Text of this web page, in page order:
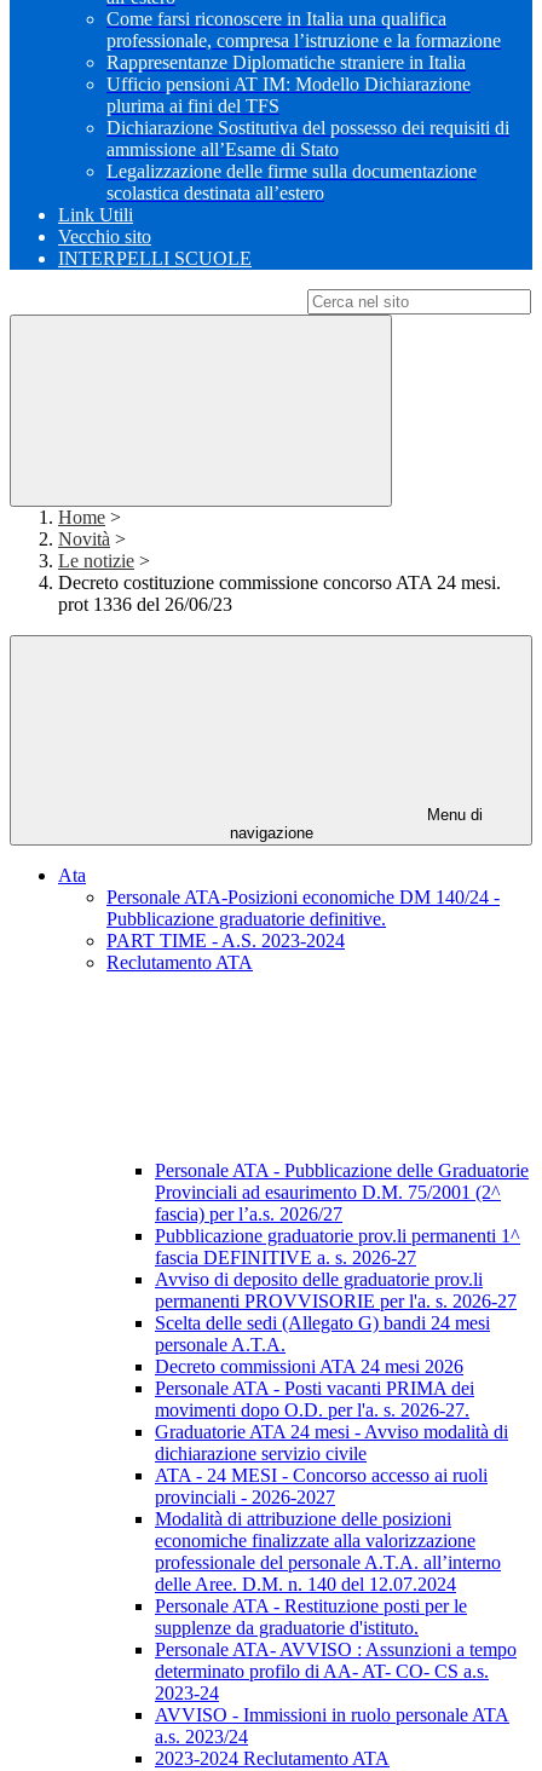
Come farsi riconoscere in Italia una qualifica
professionale, compresa l’istruzione e la formazione
Rappresentanze Diplomatiche straniere in Italia
Ufficio pensioni AT IM: Modello Dichiarazione
plurima ai fini del TFS
Dichiarazione Sostitutiva del possesso dei requisiti di
ammissione all’Esame di Stato
Legalizzazione delle firme sulla documentazione
scolastica destinata all’estero
Link Utili
Vecchio sito
INTERPELLI SCUOLE
Home >
Novità >
Le notizie >
Decreto costituzione commissione concorso ATA 24 mesi.
prot 1336 del 26/06/23
Menu di
navigazione
Ata
Personale ATA-Posizioni economiche DM 140/24 -
Pubblicazione graduatorie definitive.
PART TIME - A.S. 2023-2024
Reclutamento ATA
Personale ATA - Pubblicazione delle Graduatorie
Provinciali ad esaurimento D.M. 75/2001 (2^
fascia) per l’a.s. 2026/27
Pubblicazione graduatorie prov.li permanenti 1^
fascia DEFINITIVE a. s. 2026-27
Avviso di deposito delle graduatorie prov.li
permanenti PROVVISORIE per l'a. s. 2026-27
Scelta delle sedi (Allegato G) bandi 24 mesi
personale A.T.A.
Decreto commissioni ATA 24 mesi 2026
Personale ATA - Posti vacanti PRIMA dei
movimenti dopo O.D. per l'a. s. 2026-27.
Graduatorie ATA 24 mesi - Avviso modalità di
dichiarazione servizio civile
ATA - 24 MESI - Concorso accesso ai ruoli
provinciali - 2026-2027
Modalità di attribuzione delle posizioni
economiche finalizzate alla valorizzazione
professionale del personale A.T.A. all’interno
delle Aree. D.M. n. 140 del 12.07.2024
Personale ATA - Restituzione posti per le
supplenze da graduatorie d'istituto.
Personale ATA- AVVISO : Assunzioni a tempo
determinato profilo di AA- AT- CO- CS a.s.
2023-24
AVVISO - Immissioni in ruolo personale ATA
a.s. 2023/24
2023-2024 Reclutamento ATA